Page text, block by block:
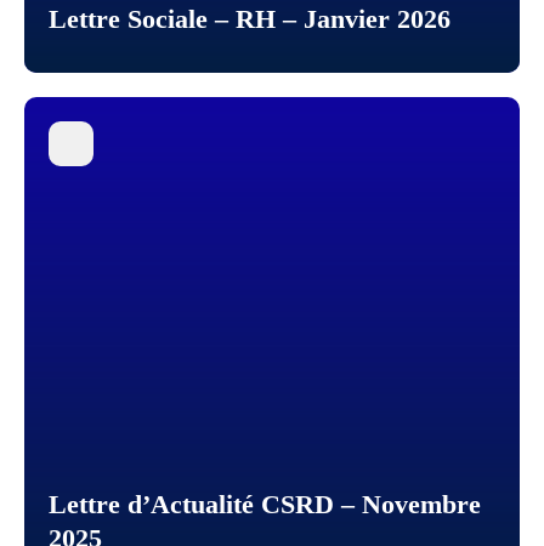
Lettre Sociale – RH – Janvier 2026
Lettre d’Actualité CSRD – Novembre
2025